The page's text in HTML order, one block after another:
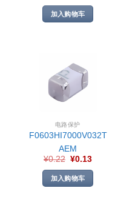
加入购物车
电路保护
F0603HI7000V032T
AEM
¥0.22 ¥0.13
加入购物车